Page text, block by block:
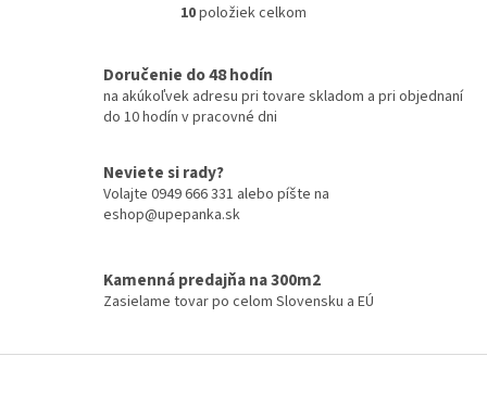
predmetov vyrobených...
O
á
d
a
e
p
y
v
p
10položiek celkom
Doručenie do 48 hodín
na akúkoľvek adresu pri tovare skladom a pri objednaní
do 10 hodín v pracovné dni
Neviete si rady?
Volajte 0949 666 331 alebo píšte na
eshop@upepanka.sk
Kamenná predajňa na 300m2
Zasielame tovar po celom Slovensku a EÚ